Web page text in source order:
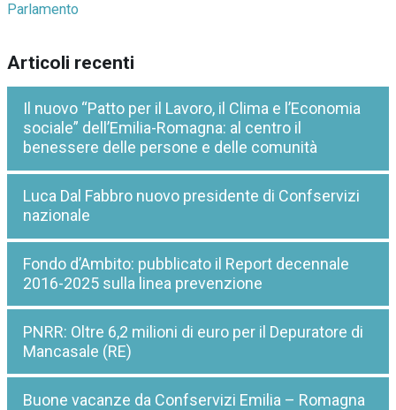
Parlamento
Articoli recenti
Il nuovo “Patto per il Lavoro, il Clima e l’Economia
sociale” dell’Emilia-Romagna: al centro il
benessere delle persone e delle comunità
Luca Dal Fabbro nuovo presidente di Confservizi
nazionale
Fondo d’Ambito: pubblicato il Report decennale
2016-2025 sulla linea prevenzione
PNRR: Oltre 6,2 milioni di euro per il Depuratore di
Mancasale (RE)
Buone vacanze da Confservizi Emilia – Romagna